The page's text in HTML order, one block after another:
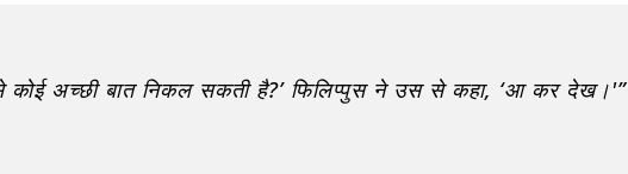
अच्छी बात निकल सकती है?’ फिलिप्पुस ने उस से कहा, ‘आ कर देख।'”